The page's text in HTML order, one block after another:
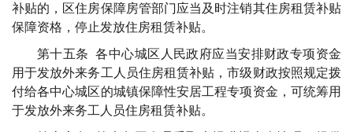
补贴的，区住房保障房管部门应当及时注销其住房租赁补贴
保障资格，停止发放住房租赁补贴。
第十五条 各中心城区人民政府应当安排财政专项资金
用于发放外来务工人员住房租赁补贴，市级财政按照规定拨
付给各中心城区的城镇保障性安居工程专项资金，可统筹用
于发放外来务工人员住房租赁补贴。